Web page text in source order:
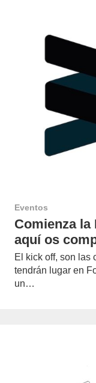
Eventos
Comienza la
aquí os
El kick off, son las
tendrán lugar en
un…